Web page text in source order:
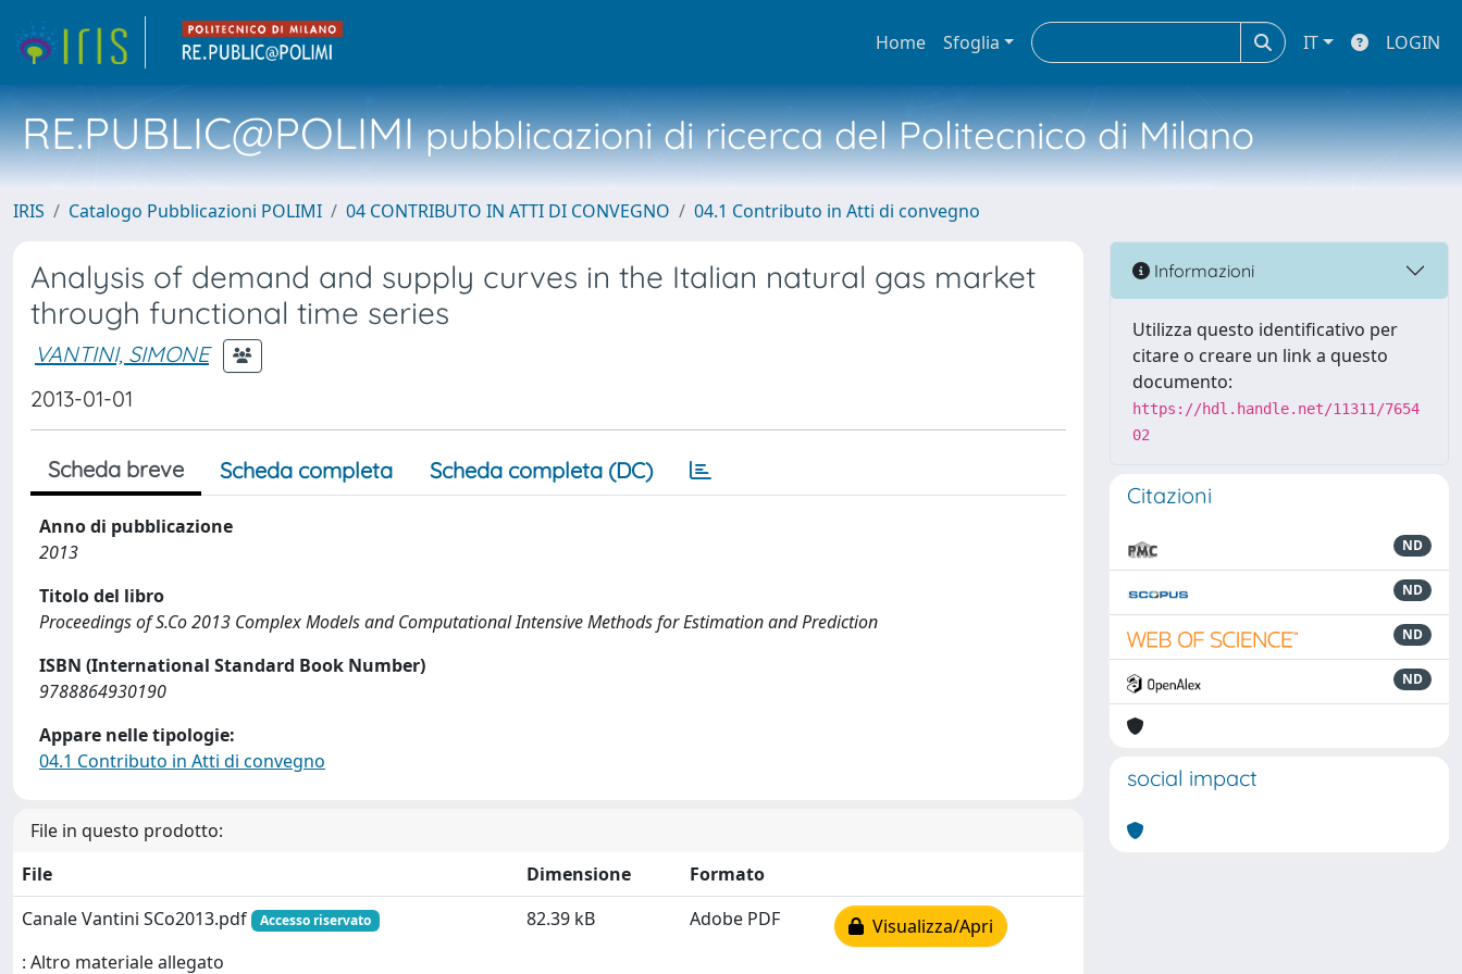
Home Sfoglia IT LOGIN
RE.PUBLIC@POLIMIpubblicazioni di ricerca del Politecnico di Milano
IRIS Catalogo Pubblicazioni POLIMI 04 CONTRIBUTO IN ATTI DI CONVEGNO 04.1 Contributo in Atti di convegno
Analysis of demand and supply curves in the Italian natural gas market
through functional time series
VANTINI, SIMONE
2013-01-01
Scheda breve Scheda completa Scheda completa (DC)
Anno di pubblicazione
2013
Titolo del libro
Proceedings of S.Co 2013 Complex Models and Computational Intensive Methods for Estimation and Prediction
ISBN (International Standard Book Number)
9788864930190
Appare nelle tipologie:
04.1 Contributo in Atti di convegno
File in questo prodotto:
File
Dimensione
Formato
Canale Vantini SCo2013.pdf
Accesso riservato
: Altro materiale allegato
82.39 kB Adobe PDF Visualizza/Apri
Informazioni
Utilizza questo identificativo per
citare o creare un link a questo
documento:
https://hdl.handle.net/11311/7654
02
Citazioni
ND
ND
ND
ND
social impact